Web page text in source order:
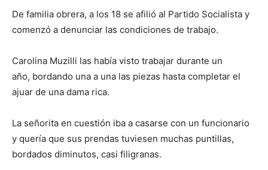
De familia obrera, a los 18 se afilió al Partido Socialista y
comenzó a denunciar las condiciones de trabajo.
Carolina Muzilli las había visto trabajar durante un
año, bordando una a una las piezas hasta completar el
ajuar de una dama rica.
La señorita en cuestión iba a casarse con un funcionario
y quería que sus prendas tuviesen muchas puntillas,
bordados diminutos, casi filigranas.